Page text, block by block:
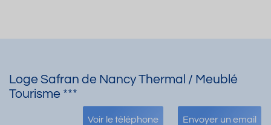
Loge Safran de Nancy Thermal / Meublé
Tourisme ***
Voir le téléphone Envoyer un email